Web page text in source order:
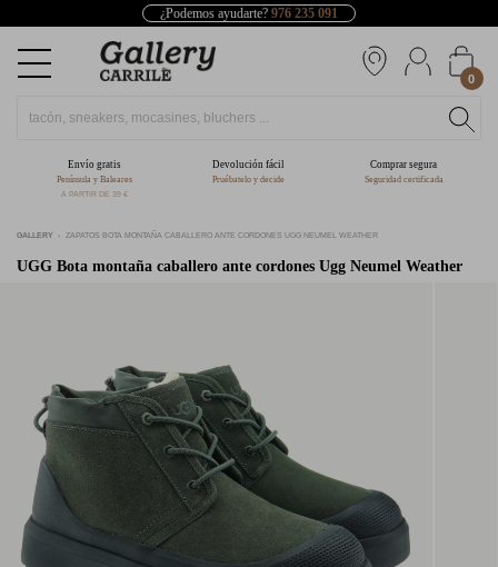
¿Podemos ayudarte? 976 235 091
0
Envío gratis
Península y Baleares
A PARTIR DE 39 €
Devolución fácil
Pruébatelo y decide
Comprar segura
Seguridad certificada
GALLERY ZAPATOS BOTA MONTAÑA CABALLERO ANTE CORDONES UGG NEUMEL WEATHER
UGG Bota montaña caballero ante cordones Ugg Neumel Weather